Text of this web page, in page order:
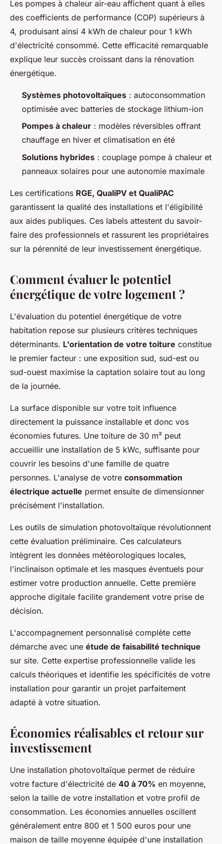
Les pompes à chaleur air-eau affichent quant à elles
des coefficients de performance (COP) supérieurs à
4, produisant ainsi 4 kWh de chaleur pour 1 kWh
d'électricité consommé. Cette efficacité remarquable
explique leur succès croissant dans la rénovation
énergétique.
Systèmes photovoltaïques : autoconsommation
optimisée avec batteries de stockage lithium-ion
Pompes à chaleur : modèles réversibles offrant
chauffage en hiver et climatisation en été
Solutions hybrides : couplage pompe à chaleur et
panneaux solaires pour une autonomie maximale
Les certifications RGE, QualiPV et QualiPAC
garantissent la qualité des installations et l'éligibilité
aux aides publiques. Ces labels attestent du savoir-
faire des professionnels et rassurent les propriétaires
sur la pérennité de leur investissement énergétique.
Comment évaluer le potentiel
énergétique de votre logement ?
L'évaluation du potentiel énergétique de votre
habitation repose sur plusieurs critères techniques
déterminants. L'orientation de votre toiture constitue
le premier facteur : une exposition sud, sud-est ou
sud-ouest maximise la captation solaire tout au long
de la journée.
La surface disponible sur votre toit influence
directement la puissance installable et donc vos
économies futures. Une toiture de 30 m² peut
accueillir une installation de 5 kWc, suffisante pour
couvrir les besoins d'une famille de quatre
personnes. L'analyse de votre consommation
électrique actuelle permet ensuite de dimensionner
précisément l'installation.
Les outils de simulation photovoltaïque révolutionnent
cette évaluation préliminaire. Ces calculateurs
intègrent les données météorologiques locales,
l'inclinaison optimale et les masques éventuels pour
estimer votre production annuelle. Cette première
approche digitale facilite grandement votre prise de
décision.
L'accompagnement personnalisé complète cette
démarche avec une étude de faisabilité technique
sur site. Cette expertise professionnelle valide les
calculs théoriques et identifie les spécificités de votre
installation pour garantir un projet parfaitement
adapté à votre situation.
Économies réalisables et retour sur
investissement
Une installation photovoltaïque permet de réduire
votre facture d'électricité de 40 à 70% en moyenne,
selon la taille de votre installation et votre profil de
consommation. Les économies annuelles oscillent
généralement entre 800 et 1 500 euros pour une
maison de taille moyenne équipée d'une installation